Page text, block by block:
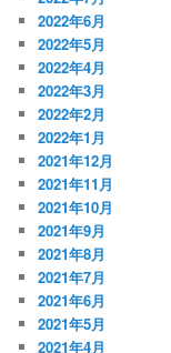
2022年6月
2022年5月
2022年4月
2022年3月
2022年2月
2022年1月
2021年12月
2021年11月
2021年10月
2021年9月
2021年8月
2021年7月
2021年6月
2021年5月
2021年4月